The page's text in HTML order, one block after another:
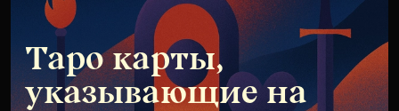
Таро карты,
указывающие на